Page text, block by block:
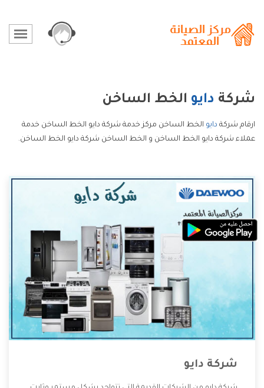
شركة دايو الخط الساخن
ارقام شركة دايو الخط الساخن مركز خدمة شركة دايو الخط الساخن خدمة
عملاء شركة دايو الخط الساخن و الخط الساخن شركة دايو الخط الساخن.
شركة دايو